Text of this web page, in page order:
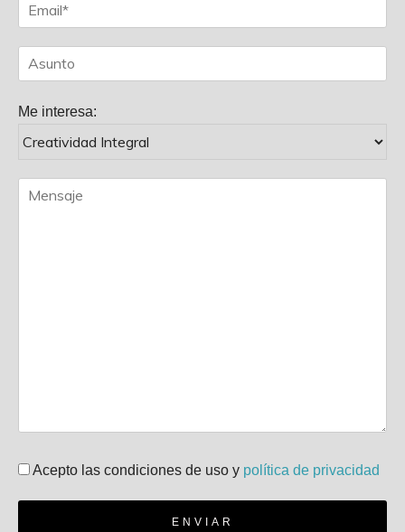
Me interesa:
Acepto las condiciones de uso y política de privacidad